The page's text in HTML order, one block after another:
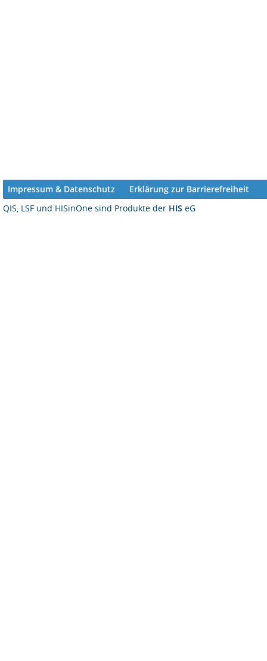
Impressum & Datenschutz
Erklärung zur Barrierefreiheit
QIS, LSF und HISinOne sind Produkte der HIS eG